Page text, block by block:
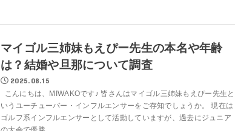
マイゴル三姉妹もえぴー先生の本名や年齢
は？結婚や旦那について調査
2025.08.15
こんにちは、MIWAKOです♪ 皆さんはマイゴル三姉妹もえぴー先生と
いうユーチューバー・インフルエンサーをご存知でしょうか。 現在は
ゴルフ系インフルエンサーとして活動していますが、過去にジュニア